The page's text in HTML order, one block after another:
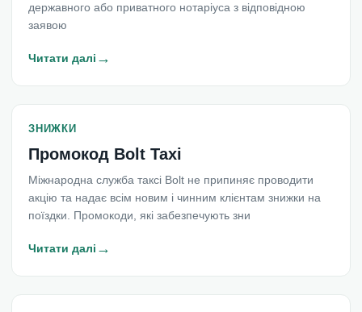
державного або приватного нотаріуса з відповідною
заявою
Читати далі →
ЗНИЖКИ
Промокод Bolt Taxi
Міжнародна служба таксі Bolt не припиняє проводити
акцію та надає всім новим і чинним клієнтам знижки на
поїздки. Промокоди, які забезпечують зни
Читати далі →